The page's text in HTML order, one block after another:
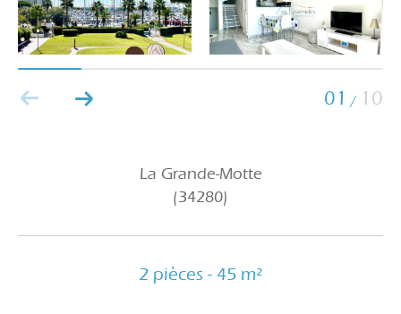
01 / 10
La Grande-Motte
(34280)
2 pièces - 45 m²